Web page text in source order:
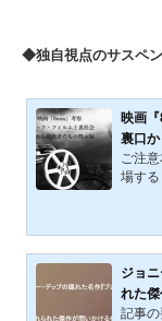
◆独自視点のサスペ
映画
裏口
ご注
場す
力、
含ま
性の
意のう
を演
ジョ
れた
記事